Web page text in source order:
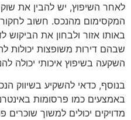
לאחר השיפוץ, יש להבין את
המקסימום מהנכס. חשוב לחקור
באותו אזור ולבחון את הביקוש
שבהם דירות משופצות יכולות
השקעה בשיפוץ איכותי יכולה
בנוסף, כדאי להשקיע בשיווק
באמצעים כמו פרסומות
מדויקים יכולים למשוך שוכרים